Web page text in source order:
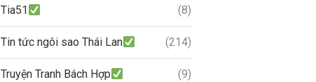
Tia51 (8)
Tin tức ngôi sao Thái Lan (214)
Truyện Tranh Bách Hợp (9)